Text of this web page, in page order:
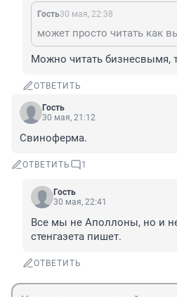
Гость30 мая, 22:38
может просто читать как
Можно читать бизнесвымя,
ОТВЕТИТЬ
Гость
30 мая, 21:12
Свиноферма.
ОТВЕТИТЬ 1
Гость
30 мая, 22:41
Все мы не Аполлоны, но и
стенгазета пишет.
ОТВЕТИТЬ